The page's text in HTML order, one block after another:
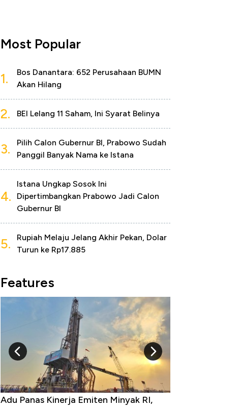
Most Popular
1.
Bos Danantara: 652 Perusahaan BUMN
Akan Hilang
2. BEI Lelang 11 Saham, Ini Syarat Belinya
3.
Pilih Calon Gubernur BI, Prabowo Sudah
Panggil Banyak Nama ke Istana
4.
Istana Ungkap Sosok Ini
Dipertimbangkan Prabowo Jadi Calon
Gubernur BI
5.
Rupiah Melaju Jelang Akhir Pekan, Dolar
Turun ke Rp17.885
Features
10 Provinsi dengan Tingkat